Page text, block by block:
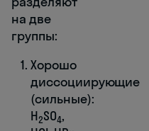
на две
группы:
Хорошо
диссоциирующие
(сильные):
H2SO4,